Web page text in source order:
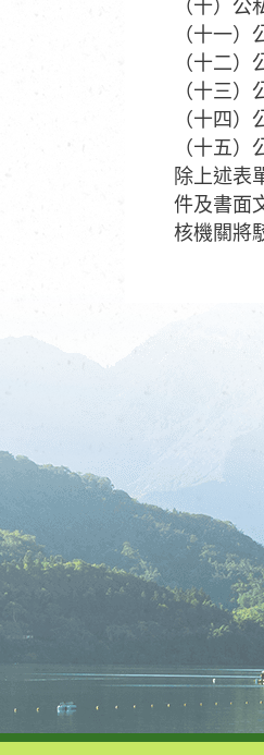
（十）
（十一
（十二
（十三
（十四
（十五
除上述表
件及書面
核機關將